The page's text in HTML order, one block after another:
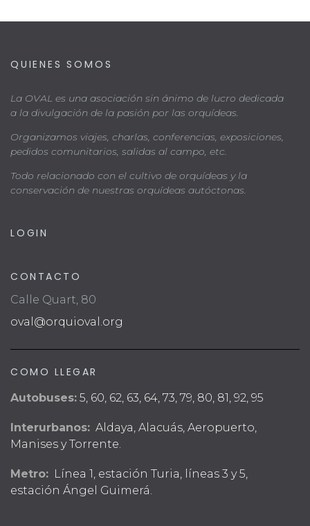
QUIENES SOMOS
La OVAL es una asociación sin ánimo de lucro dedicada
a la divulgación de la pasión por las orquídeas.
Organizamos viajes, charlas, conferencias, exposiciones,
pedidos comunitarios, salidas al campo, etc.
Todo relacionado con el cultivo de orquídeas y la
conservación de nuestras orquídeas autóctonas.
LOGIN
CONTACTO
Calle Quart, 80
oval@orquioval.org
COMO LLEGAR
Autobuses: 5, 60, 62, 63, 64, 73, 79, 80, 81, 92, 95
Interurbanos: Aldaya, Alacuás, Aeropuerto,
Manises y Torrente.
Metro: Línea 1, estación Turia, líneas 3 y 5,
estación Ángel Guimerá.